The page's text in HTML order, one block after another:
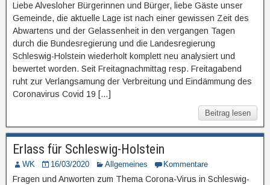
Liebe Alvesloher Bürgerinnen und Bürger, liebe Gäste unser
Gemeinde, die aktuelle Lage ist nach einer gewissen Zeit des
Abwartens und der Gelassenheit in den vergangen Tagen
durch die Bundesregierung und die Landesregierung
Schleswig-Holstein wiederholt komplett neu analysiert und
bewertet worden. Seit Freitagnachmittag resp. Freitagabend
ruht zur Verlangsamung der Verbreitung und Eindämmung des
Coronavirus Covid 19 […]
Beitrag lesen
Erlass für Schleswig-Holstein
WK 16/03/2020 Allgemeines Kommentare
Fragen und Anworten zum Thema Corona-Virus in Schleswig-